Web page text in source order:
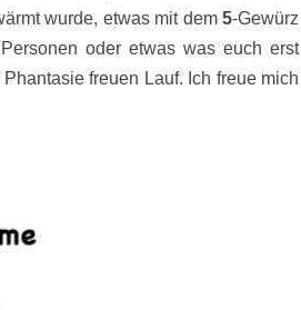
wurde, etwas mit dem 5-Gewürz
oder etwas was euch erst
freuen Lauf. Ich freue mich